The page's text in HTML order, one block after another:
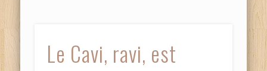
Le Cavi, ravi, est